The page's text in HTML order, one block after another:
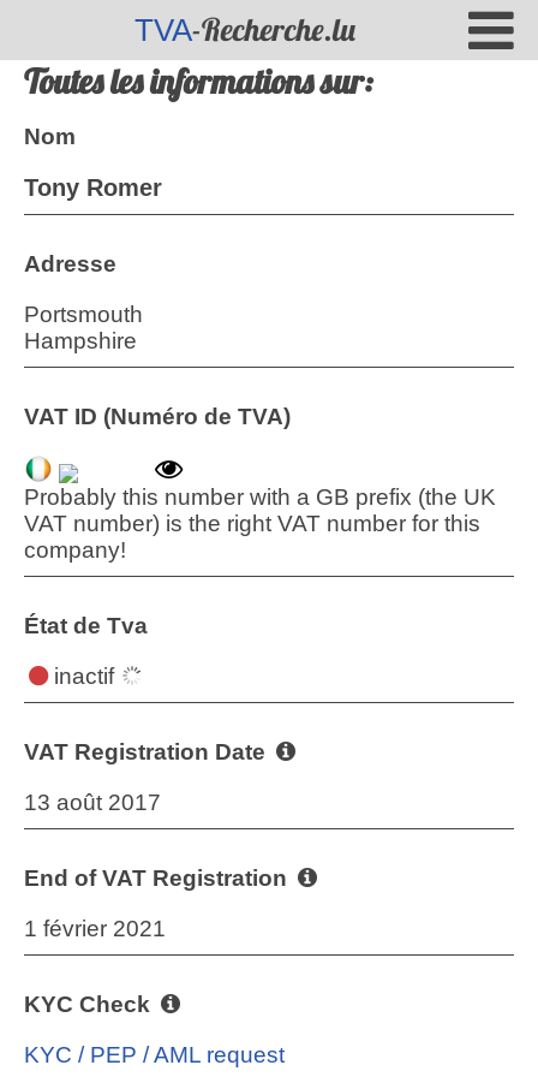
TVA-Recherche.lu
Toutes les informations sur:
Nom
Tony Romer
Adresse
Portsmouth
Hampshire
VAT ID (Numéro de TVA)
Probably this number with a GB prefix (the UK
VAT number) is the right VAT number for this
company!
État de Tva
inactif
VAT Registration Date
13 août 2017
End of VAT Registration
1 février 2021
KYC Check
KYC / PEP / AML request